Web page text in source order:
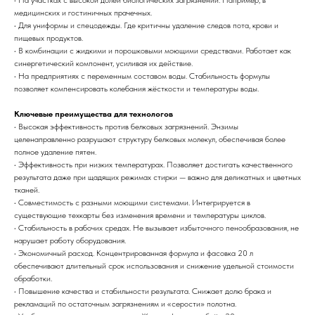
медицинских и гостиничных прачечных.
• Для униформы и спецодежды. Где критичны удаление следов пота, крови и
пищевых продуктов.
• В комбинации с жидкими и порошковыми моющими средствами. Работает как
синергетический компонент, усиливая их действие.
• На предприятиях с переменным составом воды. Стабильность формулы
позволяет компенсировать колебания жёсткости и температуры воды.
Ключевые преимущества для технологов
• Высокая эффективность против белковых загрязнений. Энзимы
целенаправленно разрушают структуру белковых молекул, обеспечивая более
полное удаление пятен.
• Эффективность при низких температурах. Позволяет достигать качественного
результата даже при щадящих режимах стирки — важно для деликатных и цветных
тканей.
• Совместимость с разными моющими системами. Интегрируется в
существующие техкарты без изменения времени и температуры циклов.
• Стабильность в рабочих средах. Не вызывает избыточного пенообразования, не
нарушает работу оборудования.
• Экономичный расход. Концентрированная формула и фасовка 20 л
обеспечивают длительный срок использования и снижение удельной стоимости
обработки.
• Повышение качества и стабильности результата. Снижает долю брака и
рекламаций по остаточным загрязнениям и «серости» полотна.